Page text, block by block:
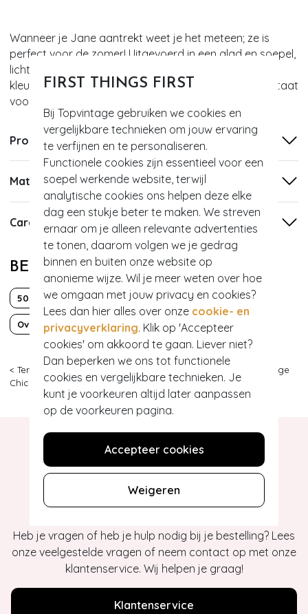
FIRST THINGS FIRST
Bij Topvintage gebruiken we cookies en
vergelijkbare technieken om jouw ervaring
te verfijnen en te personaliseren.
Functionele cookies zijn essentieel voor een
soepel werkende website, terwijl
analytische cookies ons helpen deze elke
dag een stukje beter te maken. We streven
ernaar om je alleen relevante advertenties
te tonen, daarom volgen we je gedrag
binnen en buiten onze website op
anonieme wijze. Wil je meer weten over hoe
we omgaan met jouw privacy en cookies?
Lees dan hier alles over onze cookie- en
privacyverklaring. Klik op 'Accepteer
cookies' om akkoord te gaan. Liever niet?
Dan beperken we ons tot functionele
cookies en vergelijkbare technieken. Je
kunt je voorkeuren altijd later aanpassen
op de voorkeuren pagina.
Accepteer cookies
Weigeren
Wanneer je Jane aantrekt weet je het meteen; ze is
perfect voor de zomer! Uitgevoerd in een glad en soepel,
licht glanzend en stretchy, slinky wit stofje met een
kleurrijk printje van bloemen en vlinders, dat garant staat
voor veel kreukvrij draagplezier.
Productinformatie
Materiaal
Care
BEKIJK MEER VAN
50s Bloemen Mouwloos Over de knie
Overslag Strik Travelstof Zwanger
< Terug Topvintage Kleding > > Swing jurken
Vintage
Chic for Topvintage
>1
Hey gorgeous
Heb je vragen of heb je hulp nodig bij je bestelling? Lees
onze veelgestelde vragen of neem contact op met onze
klantenservice. Wij helpen je graag!
Klantenservice